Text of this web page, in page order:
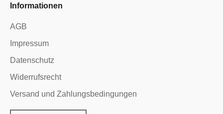
Informationen
AGB
Impressum
Datenschutz
Widerrufsrecht
Versand und Zahlungsbedingungen